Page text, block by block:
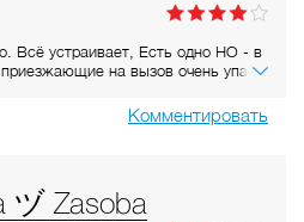
Всё устраивает, Есть одно НО - в
на вызов очень упали
ли машину получше, хотя пару лет
машину нужно). Остальное
но там приходилось ждать
к Лидеру.
Комментировать
ヅ Zasoba